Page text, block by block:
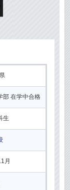
部 在学中合格
生
月